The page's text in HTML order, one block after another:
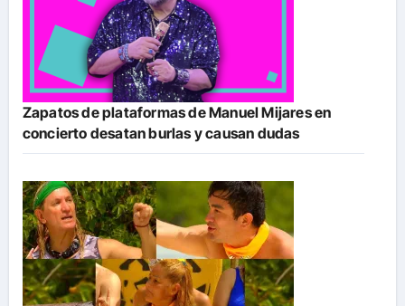
Zapatos de plataformas de Manuel Mijares en
concierto desatan burlas y causan dudas